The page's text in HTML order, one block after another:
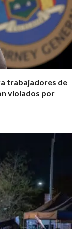
trabajadores de
violados por